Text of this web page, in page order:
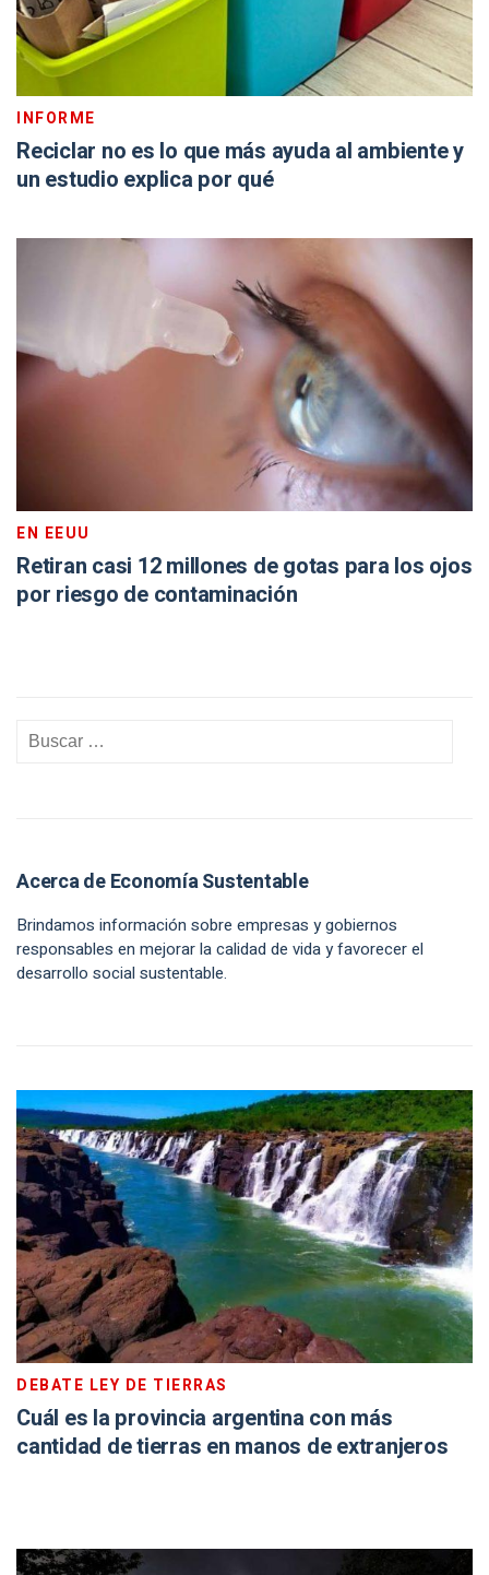
INFORME
Reciclar no es lo que más ayuda al ambiente y
un estudio explica por qué
EN EEUU
Retiran casi 12 millones de gotas para los ojos
por riesgo de contaminación
Acerca de Economía Sustentable
Brindamos información sobre empresas y gobiernos
responsables en mejorar la calidad de vida y favorecer el
desarrollo social sustentable.
DEBATE LEY DE TIERRAS
Cuál es la provincia argentina con más
cantidad de tierras en manos de extranjeros